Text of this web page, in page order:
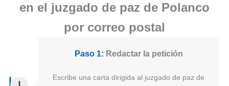
en el juzgado de paz de Polanco
por correo postal
Paso 1: Redactar la petición
Escribe una carta dirigida al juzgado de paz de